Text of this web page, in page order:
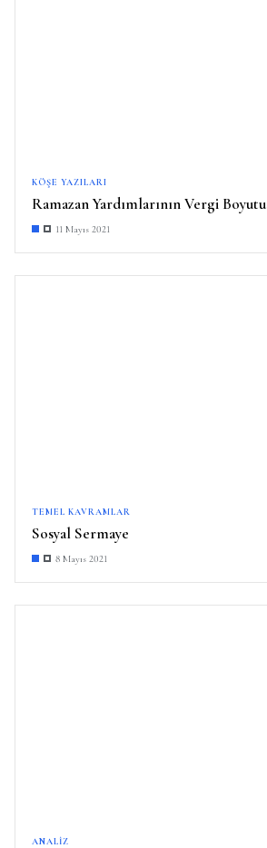
KÖŞE YAZILARI
Ramazan Yardımlarının Vergi Boyutu
11 Mayıs 2021
TEMEL KAVRAMLAR
Sosyal Sermaye
8 Mayıs 2021
ANALIZ